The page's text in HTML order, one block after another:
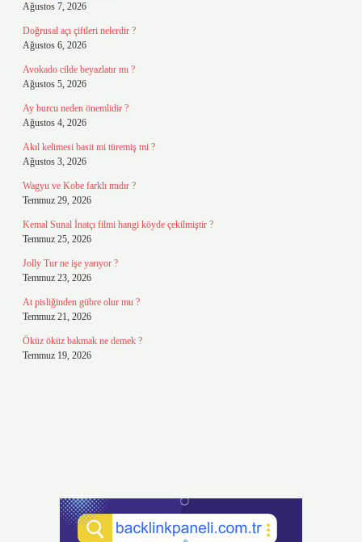
Ağustos 7, 2026
Doğrusal açı çiftleri nelerdir ?
Ağustos 6, 2026
Avokado cilde beyazlatır mı ?
Ağustos 5, 2026
Ay burcu neden önemlidir ?
Ağustos 4, 2026
Akıl kelimesi basit mi türemiş mi ?
Ağustos 3, 2026
Wagyu ve Kobe farklı mıdır ?
Temmuz 29, 2026
Kemal Sunal İnatçı filmi hangi köyde çekilmiştir ?
Temmuz 25, 2026
Jolly Tur ne işe yarıyor ?
Temmuz 23, 2026
At pisliğinden gübre olur mu ?
Temmuz 21, 2026
Öküz öküz bakmak ne demek ?
Temmuz 19, 2026